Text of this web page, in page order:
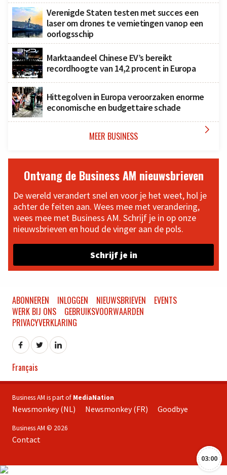
Verenigde Staten testen met succes een
laser om drones te vernietingen vanop een
oorlogsschip
Marktaandeel Chinese EV’s bereikt
recordhoogte van 14,2 procent in Europa
Hittegolven in Europa veroorzaken enorme
economische en budgettaire schade
MEER BUSINESS 
Ontvang de Business AM nieuwsbrieven
De wereld verandert snel en voor je het weet, hol je
achter de feiten aan. Wees mee met verandering,
wees mee met Business AM. Schrijf je in op onze
nieuwsbrieven en houd de vinger aan de pols.
Schrijf je in
03:00
ABONNEREN INLOGGEN NIEUWSBRIEVEN
EVENTS
WERK BIJ ONS
GEBRUIKSVOORWAARDEN
PRIVACYVERKLARING
Français
Business AM is part of MediaNation
Newsmonkey (NL) Newsmonkey (FR) Goodbye
Business AM © 2026
Contact